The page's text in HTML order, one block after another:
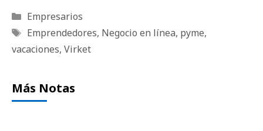
Categorías
Empresarios
Etiquetas
Emprendedores, Negocio en línea, pyme,
vacaciones, Virket
Más Notas